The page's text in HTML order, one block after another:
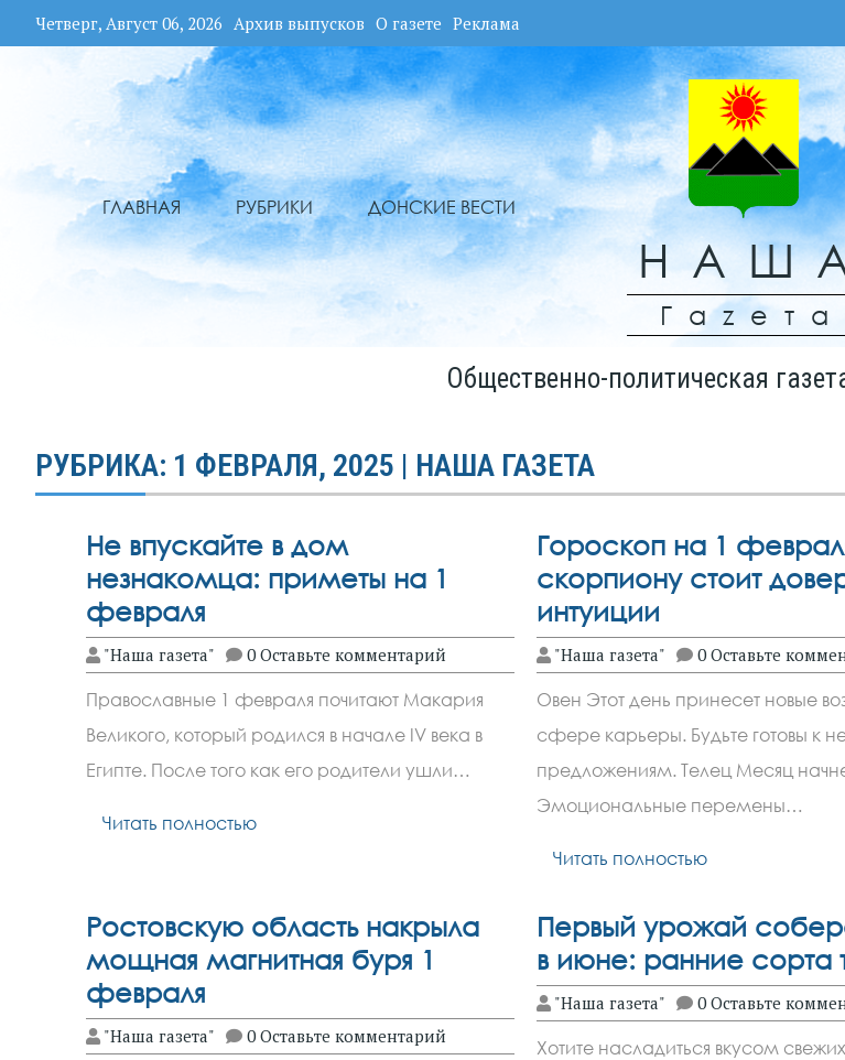
Четверг, Август 06, 2026 Архив выпусков О газете Реклама
ГЛАВНАЯ РУБРИКИ ДОНСКИЕ ВЕСТИ
Гаzета
Общественно-политическая
РУБРИКА: 1 ФЕВРАЛЯ, 2025 | НАША ГАЗЕТА
Не впускайте в дом
незнакомца: приметы на 1
февраля
"Наша газета" 0 Оставьте комментарий
Православные 1 февраля почитают Макария
Великого, который родился в начале IV века в
Египте. После того как его родители ушли…
Читать полностью
Гороскоп на 1
скорпиону стоит
интуиции
"Наша газета" 0 Оставьте
Овен Этот день принесет новые
сфере карьеры. Будьте готовы к
предложениям. Телец Месяц
Эмоциональные перемены…
Читать полностью
Ростовскую область накрыла
мощная магнитная буря 1
февраля
"Наша газета" 0 Оставьте комментарий
Первый урожай
в июне: ранние сорта
"Наша газета" 0 Оставьте
Хотите насладиться вкусом